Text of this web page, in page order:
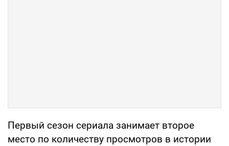
Первый сезон сериала занимает второе
место по количеству просмотров в истории